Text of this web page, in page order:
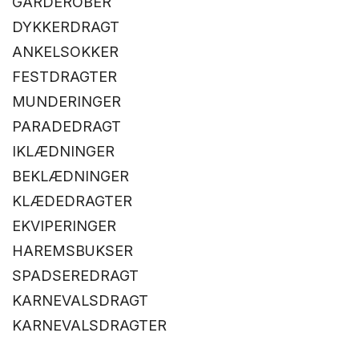
DYKKERDRAGT
ANKELSOKKER
FESTDRAGTER
MUNDERINGER
PARADEDRAGT
IKLÆDNINGER
BEKLÆDNINGER
KLÆDEDRAGTER
EKVIPERINGER
HAREMSBUKSER
SPADSEREDRAGT
KARNEVALSDRAGT
KARNEVALSDRAGTER